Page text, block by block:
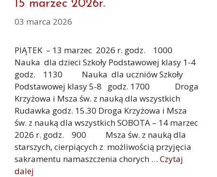
15 marzec 2026r.
03 marca 2026
PIĄTEK – 13 marzec 2026 r. godz. 1000
Nauka dla dzieci Szkoły Podstawowej klasy 1-4
godz. 1130 Nauka dla uczniów Szkoły
Podstawowej klasy 5-8 godz. 1700 Droga
Krzyżowa i Msza św. z nauką dla wszystkich
Rudawka godz. 15.30 Droga Krzyżowa i Msza
św. z nauką dla wszystkich SOBOTA – 14 marzec
2026 r. godz. 900 Msza św. z nauką dla
starszych, cierpiących z możliwością przyjęcia
sakramentu namaszczenia chorych … Czytaj
dalej